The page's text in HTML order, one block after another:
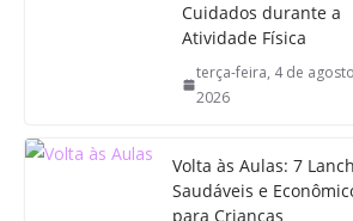
Cuidados durante a
Atividade Física
terça-feira, 4 de
2026
Volta às Aulas: 7
Saudáveis e
para Crianças